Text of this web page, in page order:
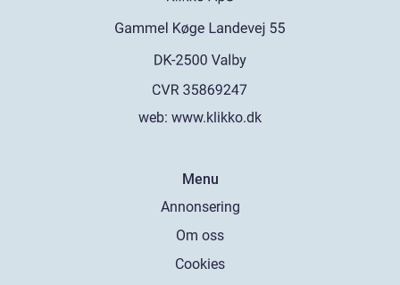
web: www.klikko.dk
Menu
Annonsering
Om oss
Cookies